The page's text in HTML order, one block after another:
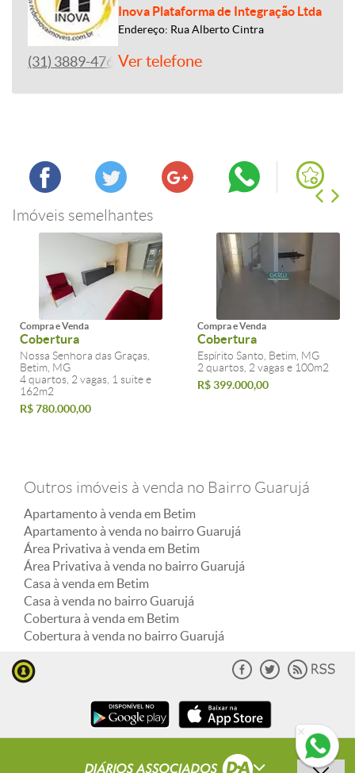
Inova Plataforma de Integração Ltda
Endereço: Rua Alberto Cintra
(31) 3889-4765Ver telefone
Imóveis semelhantes
Compra e Venda
Cobertura
Nossa Senhora das Graças,
Betim, MG
4 quartos, 2 vagas, 1 suite e
162m2
R$ 780.000,00
Compra e Venda
Cobertura
Espírito Santo, Betim, MG
2 quartos, 2 vagas e 100m2
R$ 399.000,00
Outros imóveis à venda no Bairro Guarujá
Apartamento à venda em Betim
Apartamento à venda no bairro Guarujá
Área Privativa à venda em Betim
Área Privativa à venda no bairro Guarujá
Casa à venda em Betim
Casa à venda no bairro Guarujá
Cobertura à venda em Betim
Cobertura à venda no bairro Guarujá